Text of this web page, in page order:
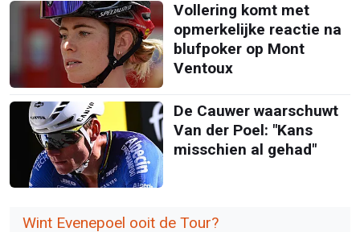
Vollering komt met
opmerkelijke reactie na
blufpoker op Mont
Ventoux
De Cauwer waarschuwt
Van der Poel: "Kans
misschien al gehad"
Wint Evenepoel ooit de Tour?